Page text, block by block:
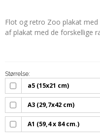
Flot og retro Zoo plakat med
af plakat med de forskellige
Størrelse:
a5 (15x21 cm)
A3 (29,7x42 cm)
A1 (59,4 x 84 cm.)